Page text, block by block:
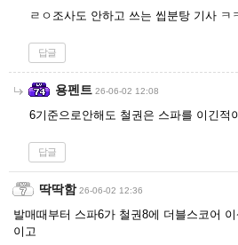
ㄹㅇ조사도 안하고 쓰는 씹분탕 기사 ㅋ
답글
용펜트 26-06-02 12:08
6기준으로안해도 철권은 스파를 이긴적
답글
딱딱함 26-06-02 12:36
발매때부터 스파6가 철권8에 더블스코어
이고